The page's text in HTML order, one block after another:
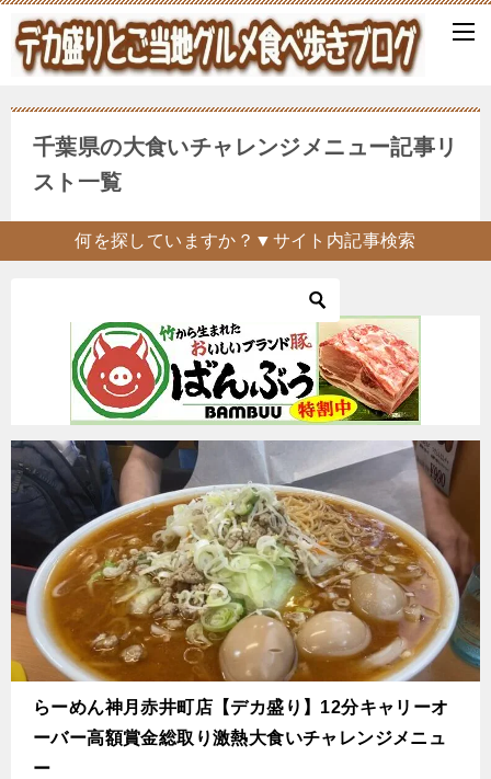
千葉県の大食いチャレンジメニュー記事リ
スト一覧
何を探していますか？▼サイト内記事検索
らーめん神月赤井町店【デカ盛り】12分キャリーオ
ーバー高額賞金総取り激熱大食いチャレンジメニュ
ー